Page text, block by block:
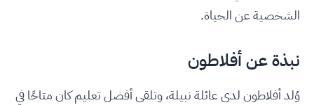
الشخصية عن الحياة.
نبذة عن أفلاطون
وُلد أفلاطون لدى عائلة نبيلة، وتلقى أفضل تعليم كان متاحًا في